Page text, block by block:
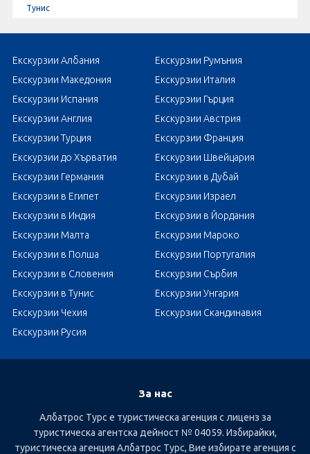
Тунис
Екскурзии Албания
Екскурзии Румъния
Екскурзии Македония
Екскурзии Италия
Екскурзии Испания
Екскурзии Гърция
Екскурзии Англия
Екскурзии Австрия
Екскурзии Турция
Екскурзии Франция
Екскурзии до Хърватия
Екскурзии Швейцария
Екскурзии Германия
Екскурзии в Дубай
Екскурзии в Египет
Екскурзии Израел
Екскурзии в Индия
Екскурзии в Йордания
Екскурзии Малта
Екскурзии Мароко
Екскурзии в Полша
Екскурзии Португалия
Екскурзии в Словения
Екскурзии Сърбия
Екскурзии в Тунис
Екскурзии Унгария
Екскурзии Чехия
Екскурзии Скандинавия
Екскурзии Русия
За нас
Албатрос Турс е туристическа агенция с лиценз за
туристическа агентска дейност № 04059. Избирайки,
туристическа агенция Албатрос Турс, Вие избирате агенция с